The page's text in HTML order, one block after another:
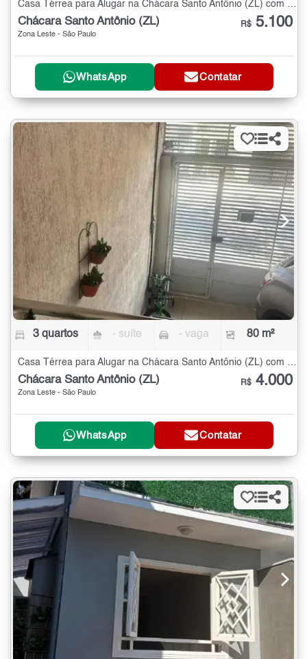
Casa Térrea para Alugar na Chácara Santo Antônio (ZL) com 3 quartos
Chácara Santo Antônio (ZL)
Zona Leste - São Paulo
R$ 5.100
WhatsApp Contatar
3 quartos - suíte - vaga 80 m²
Casa Térrea para Alugar na Chácara Santo Antônio (ZL) com 3 quartos - 80 m²
Chácara Santo Antônio (ZL)
Zona Leste - São Paulo
R$ 4.000
WhatsApp Contatar